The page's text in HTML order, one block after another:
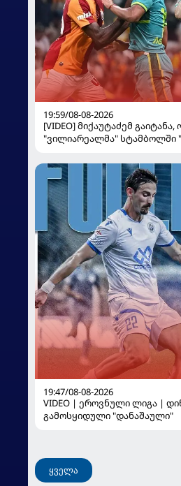
19:59/08-08-2026
[VIDEO] მიქაუტაძემ გაიტანა,
"ვილიარეალმა" სტამბოლში
19:47/08-08-2026
VIDEO | ეროვნული ლიგა |
გამოსყიდული "დანაშაული"
ყველა